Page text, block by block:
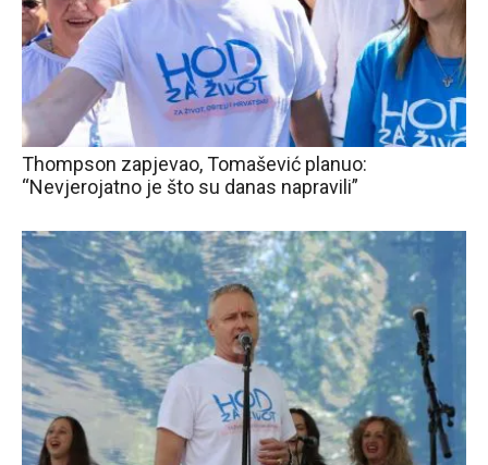
Thompson zapjevao, Tomašević planuo:
“Nevjerojatno je što su danas napravili”